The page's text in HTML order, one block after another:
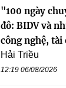
"100 ngày
đô: BIDV và
công nghệ, tài
Hải Triều
12:19 06/08/2026